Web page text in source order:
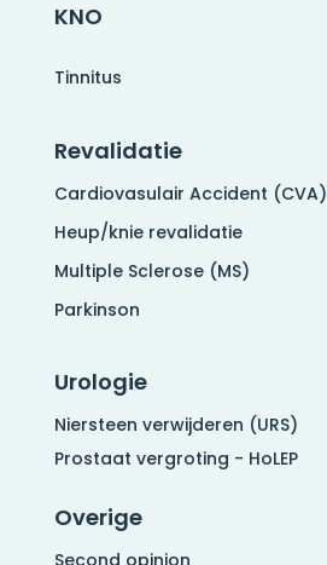
KNO
Tinnitus
Revalidatie
Cardiovasulair Accident (CVA)
Heup/knie revalidatie
Multiple Sclerose (MS)
Parkinson
Urologie
Niersteen verwijderen (URS)
Prostaat vergroting - HoLEP
Overige